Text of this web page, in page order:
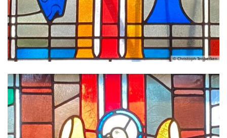
© Christoph Tenberken